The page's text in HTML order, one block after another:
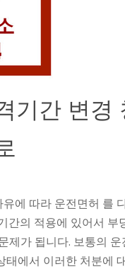
기간 변경
에 따라 운전면허 를
간의 적용에 있어서
제가 됩니다. 보통의
태에서 이러한 처분에